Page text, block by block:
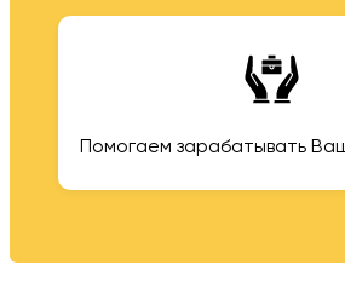
Помогаем зарабатывать